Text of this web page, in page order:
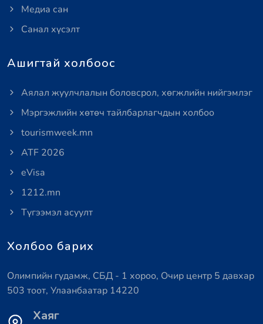
Медиа сан
Санал хүсэлт
Ашигтай холбоос
Аялал жуулчлалын боловсрол, хөгжлийн нийгэмлэг
Мэргэжлийн хөтөч тайлбарлагчдын холбоо
tourismweek.mn
ATF 2026
eVisa
1212.mn
Түгээмэл асуулт
Холбоо барих
Олимпийн гудамж, СБД - 1 хороо, Очир центр 5 давхар
503 тоот, Улаанбаатар 14220
Хаяг